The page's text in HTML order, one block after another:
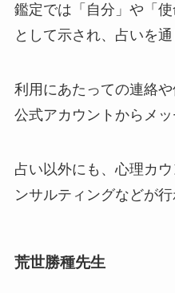
鑑定では「自分」や「
として示され、占いを
利用にあたっての連絡
公式アカウントからメッ
占い以外にも、心理カ
ンサルティングなどが行
荒世勝種先生